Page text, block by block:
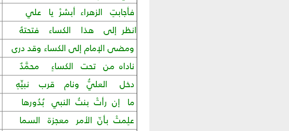
فأجابتِ الزهراء أبشرْ يا علي
انظر إلى هذا الكساء فتحتهُ
ومضى الإمام إلى الكساء وقد درى
ناداه من تحت الكساءِ محمَّدٌ
دخل العليُّ ونام قرب نبيِّهِ
ما إن رأتْ بنتُ النبي بُدُورها
علِمتْ بأنّ الأمر معجزة السما